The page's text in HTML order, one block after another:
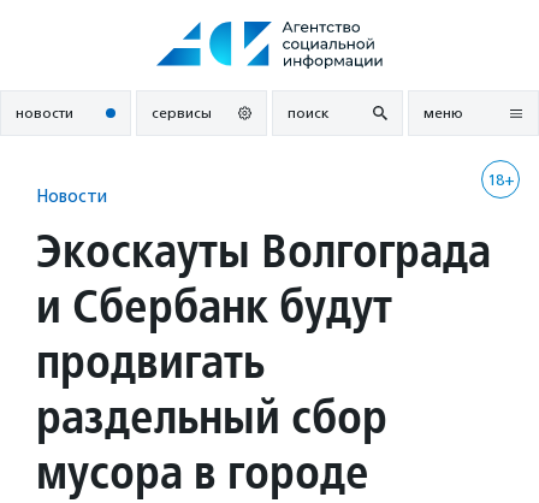
новости сервисы поиск меню
18+
Новости
Экоскауты Волгограда
и Сбербанк будут
продвигать
раздельный сбор
мусора в городе